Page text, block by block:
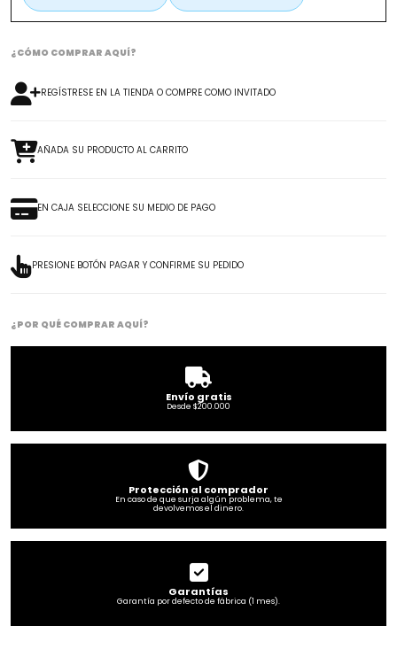
¿CÓMO COMPRAR AQUÍ?
REGÍSTRESE EN LA TIENDA O COMPRE COMO INVITADO
AÑADA SU PRODUCTO AL CARRITO
EN CAJA SELECCIONE SU MEDIO DE PAGO
PRESIONE BOTÓN PAGAR Y CONFIRME SU PEDIDO
¿POR QUÉ COMPRAR AQUÍ?
Envío gratis
Desde $200.000
Protección al comprador
En caso de que surja algún problema, te
devolvemos el dinero.
Garantías
Garantía por defecto de fábrica (1 mes).